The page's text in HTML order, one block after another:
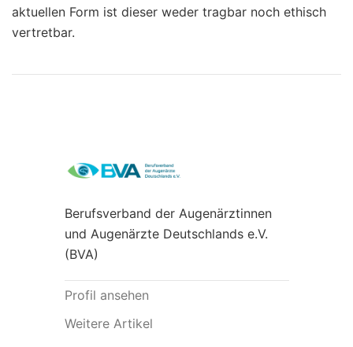
aktuellen Form ist dieser weder tragbar noch ethisch
vertretbar.
Berufsverband der Augenärztinnen
und Augenärzte Deutschlands e.V.
(BVA)
Profil ansehen
Weitere Artikel